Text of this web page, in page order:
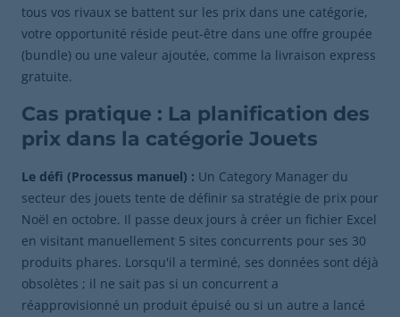
tous vos rivaux se battent sur les prix dans une catégorie,
votre opportunité réside peut-être dans une offre groupée
(bundle) ou une valeur ajoutée, comme la livraison express
gratuite.
Cas pratique : La planification des
prix dans la catégorie Jouets
Le défi (Processus manuel) : Un Category Manager du
secteur des jouets tente de définir sa stratégie de prix pour
Noël en octobre. Il passe deux jours à créer un fichier Excel
en visitant manuellement 5 sites concurrents pour ses 30
produits phares. Lorsqu'il a terminé, ses données sont déjà
obsolètes ; il ne sait pas si un concurrent a
réapprovisionné un produit épuisé ou si un autre a lancé